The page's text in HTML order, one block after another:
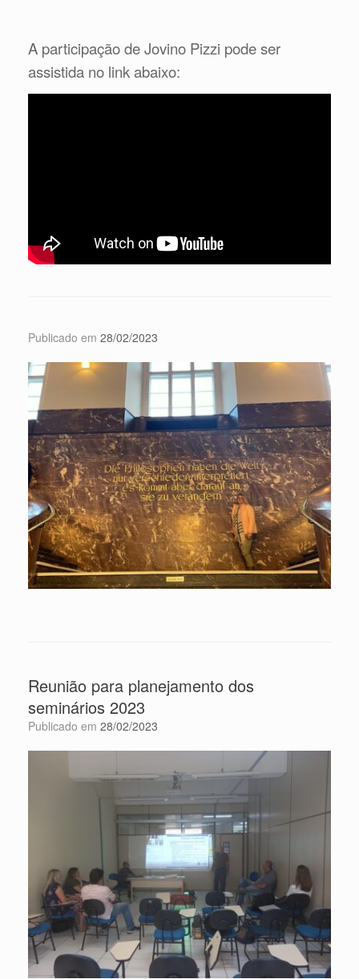
A participação de Jovino Pizzi pode ser
assistida no link abaixo:
Publicado em 28/02/2023
Reunião para planejamento dos
seminários 2023
Publicado em 28/02/2023